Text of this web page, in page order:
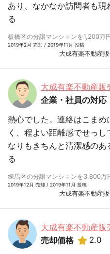
あり、なかなか訪問者も現
る
板橋区の分譲マンションを1,200万
2019年2月 売却 / 2019年11月 投稿
大成有楽不動産
大成有楽不動産販
企業・社員の対応
熱心でした。連絡はこま
く、程よい距離感でせっ
なりもきちんと清潔感のあ
る
練馬区の分譲マンションを3,800万
2019年12月 売却 / 2019年11月 投稿
大成有楽不動産
大成有楽不動産販
売却価格
2.0